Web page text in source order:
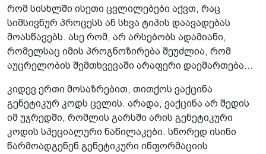
რომ სისხლში ისეთი ცვლილებები აქვთ, რაც
სიმსივნურ პროცესს ან სხვა ტიპის დაავადებას
მოასწავებს. ასე რომ, არ არსებობს ადამიანი,
რომელსაც იმის პროგნოზირება შეუძლია, რომ
აუცრელობის შემთხვევაში არაფერი დაემართება...
კიდევ ერთი მოსაზრებით, თითქოს ვაქცინა
გენეტიკურ კოდს ცვლის. არადა, ვაქცინა არ შედის
იმ უჯრედში, რომლის გარსში არის გენეტიკური
კოდის სპეციალური ნაწილაკები. სწორედ ისინი
წარმოადგენენ გენეტიკური ინფორმაციის